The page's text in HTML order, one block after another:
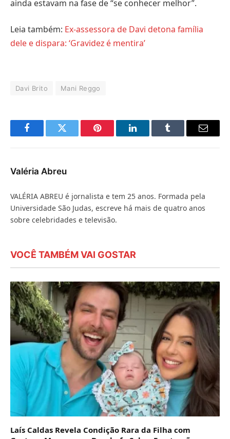
ainda estavam na fase de “se conhecer melhor”.
Leia também: Ex-assessora de Davi detona família
dele e dispara: ‘Gravidez é mentira’
Davi Brito Mani Reggo
FacebookTwitter Pinterest LinkedInTumblr
E-
Valéria Abreu
VALÉRIA ABREU é jornalista e tem 25 anos. Formada pela
Universidade São Judas, escreve há mais de quatro anos
sobre celebridades e televisão.
VOCÊ TAMBÉM VAI GOSTAR
Laís Caldas Revela Condição Rara da Filha com